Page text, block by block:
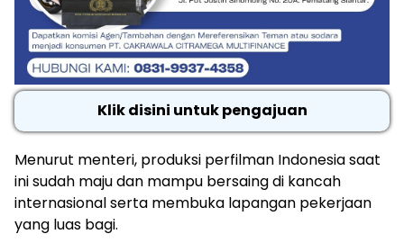
Klik disini untuk pengajuan
Menurut menteri, produksi perfilman Indonesia saat
ini sudah maju dan mampu bersaing di kancah
internasional serta membuka lapangan pekerjaan
yang luas bagi.